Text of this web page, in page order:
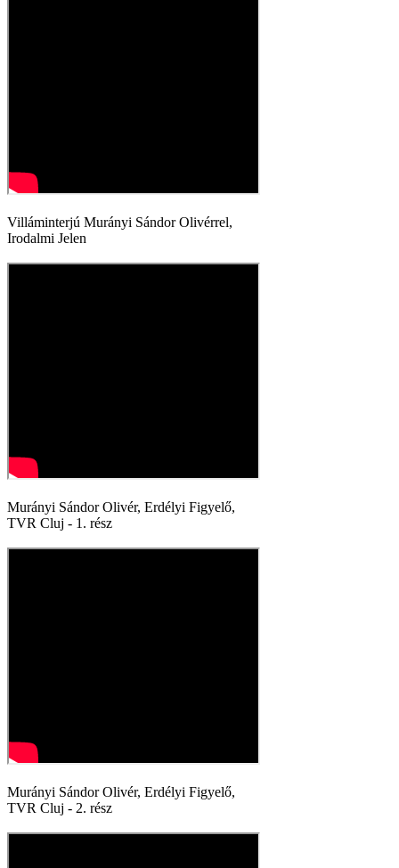
Villáminterjú Murányi Sándor Olivérrel,
Irodalmi Jelen
Murányi Sándor Olivér, Erdélyi Figyelő,
TVR Cluj - 1. rész
Murányi Sándor Olivér, Erdélyi Figyelő,
TVR Cluj - 2. rész